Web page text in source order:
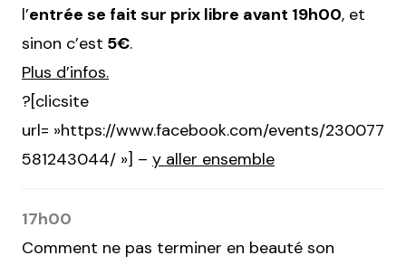
l’entrée se fait sur prix libre avant 19h00, et
sinon c’est 5€.
Plus d’infos.
?[clicsite
url= »https://www.facebook.com/events/230077
581243044/ »] – y aller ensemble
17h00
Comment ne pas terminer en beauté son